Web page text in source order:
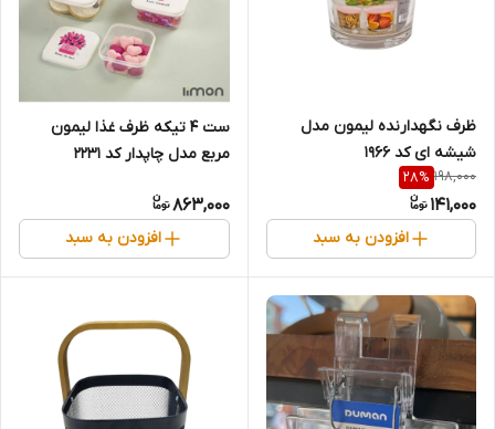
ظرف نگهدارنده لیمون مدل
شیشه ای کد 1966
198,000
28%
141,000
افزودن به سبد
ست 4 تیکه ظرف غذا لیمون
مربع مدل چاپدار کد 2231
863,000
افزودن به سبد